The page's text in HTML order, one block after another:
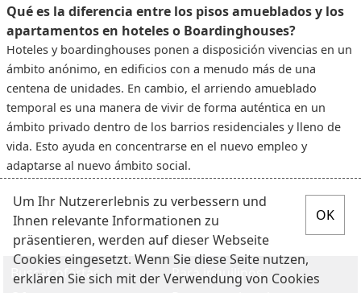
Qué es la diferencia entre los pisos amueblados y los
apartamentos en hoteles o Boardinghouses?
Hoteles y boardinghouses ponen a disposición vivencias en un
ámbito anónimo, en edificios con a menudo más de una
centena de unidades. En cambio, el arriendo amueblado
temporal es una manera de vivir de forma auténtica en un
ámbito privado dentro de los barrios residenciales y lleno de
vida. Esto ayuda en concentrarse en el nuevo empleo y
adaptarse al nuevo ámbito social.
Buscar ofertas
Para inquilinos
Um Ihr Nutzererlebnis zu verbessern und
Ihnen relevante Informationen zu
präsentieren, werden auf dieser Webseite
Cookies eingesetzt. Wenn Sie diese Seite nutzen,
erklären Sie sich mit der Verwendung von Cookies